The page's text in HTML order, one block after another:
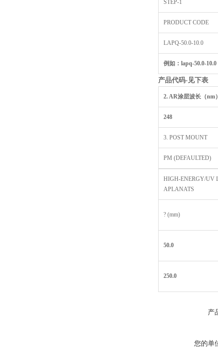
STEP-1
PRODUCT CODE
LAPQ-50.0-10.0
例如：lapq-50.0-
产品代码-见下表
2. AR涂层波长（nm
248
3. POST MOUNT
PM (DEFAULTED)
HIGH-ENERGY/UV
APLANATS
? (mm)
50.0
250.0
产
您的单